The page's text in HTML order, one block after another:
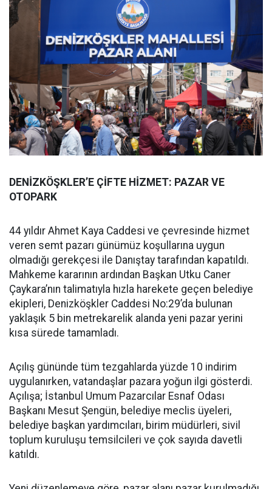
DENİZKÖŞKLER’E ÇİFTE HİZMET: PAZAR VE
OTOPARK
44 yıldır Ahmet Kaya Caddesi ve çevresinde hizmet
veren semt pazarı günümüz koşullarına uygun
olmadığı gerekçesi ile Danıştay tarafından kapatıldı.
Mahkeme kararının ardından Başkan Utku Caner
Çaykara’nın talimatıyla hızla harekete geçen belediye
ekipleri, Denizköşkler Caddesi No:29’da bulunan
yaklaşık 5 bin metrekarelik alanda yeni pazar yerini
kısa sürede tamamladı.
Açılış gününde tüm tezgahlarda yüzde 10 indirim
uygulanırken, vatandaşlar pazara yoğun ilgi gösterdi.
Açılışa; İstanbul Umum Pazarcılar Esnaf Odası
Başkanı Mesut Şengün, belediye meclis üyeleri,
belediye başkan yardımcıları, birim müdürleri, sivil
toplum kuruluşu temsilcileri ve çok sayıda davetli
katıldı.